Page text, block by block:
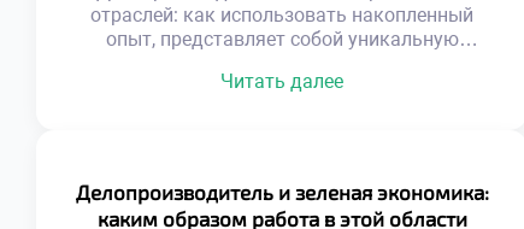
совершенствуются […]
отраслей: как использовать накопленный
опыт, представляет собой уникальную
Универсальность навыков
разными индустриями и культурами.
Накопленный багаж знаний
Читать далее
Делопроизводитель и зеленая экономика:
каким образом работа в этой области